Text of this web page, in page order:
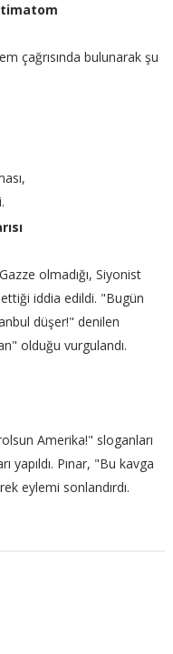
çağrısında bulunarak şu
olmadığı, Siyonist
iddia edildi. "Bugün
düşer!" denilen
olduğu vurgulandı.
Amerika!" sloganları
yapıldı. Pınar, "Bu kavga
eylemi sonlandırdı.